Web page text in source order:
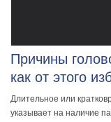
Причины
как от этого
Длительное или
указывает на наличие